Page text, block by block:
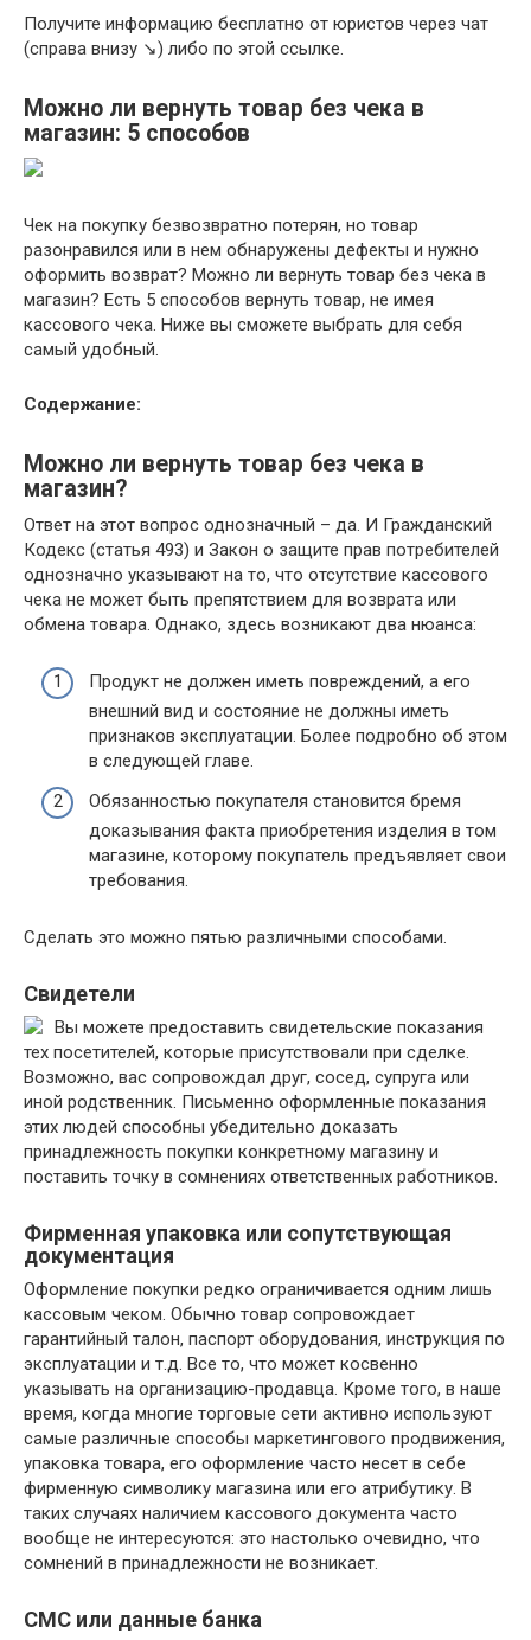
Получите информацию бесплатно от юристов через чат
(справа внизу ↘️) либо по этой ссылке.
Можно ли вернуть товар без чека в
магазин: 5 способов
Чек на покупку безвозвратно потерян, но товар
разонравился или в нем обнаружены дефекты и нужно
оформить возврат? Можно ли вернуть товар без чека в
магазин? Есть 5 способов вернуть товар, не имея
кассового чека. Ниже вы сможете выбрать для себя
самый удобный.
Содержание:
Можно ли вернуть товар без чека в
магазин?
Ответ на этот вопрос однозначный – да. И Гражданский
Кодекс (статья 493) и Закон о защите прав потребителей
однозначно указывают на то, что отсутствие кассового
чека не может быть препятствием для возврата или
обмена товара. Однако, здесь возникают два нюанса:
Продукт не должен иметь повреждений, а его
внешний вид и состояние не должны иметь
признаков эксплуатации. Более подробно об этом
в следующей главе.
Обязанностью покупателя становится бремя
доказывания факта приобретения изделия в том
магазине, которому покупатель предъявляет свои
требования.
Сделать это можно пятью различными способами.
Свидетели
Вы можете предоставить свидетельские показания
тех посетителей, которые присутствовали при сделке.
Возможно, вас сопровождал друг, сосед, супруга или
иной родственник. Письменно оформленные показания
этих людей способны убедительно доказать
принадлежность покупки конкретному магазину и
поставить точку в сомнениях ответственных работников.
Фирменная упаковка или сопутствующая
документация
Оформление покупки редко ограничивается одним лишь
кассовым чеком. Обычно товар сопровождает
гарантийный талон, паспорт оборудования, инструкция по
эксплуатации и т.д. Все то, что может косвенно
указывать на организацию-продавца. Кроме того, в наше
время, когда многие торговые сети активно используют
самые различные способы маркетингового продвижения,
упаковка товара, его оформление часто несет в себе
фирменную символику магазина или его атрибутику. В
таких случаях наличием кассового документа часто
вообще не интересуются: это настолько очевидно, что
сомнений в принадлежности не возникает.
СМС или данные банка